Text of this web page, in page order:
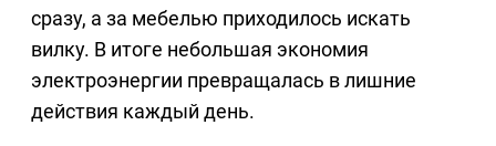
сразу, а за мебелью приходилось искать
вилку. В итоге небольшая экономия
электроэнергии превращалась в лишние
действия каждый день.